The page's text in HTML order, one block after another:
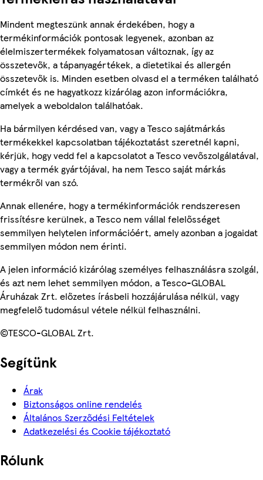
Mindent megteszünk annak érdekében, hogy a
termékinformációk pontosak legyenek, azonban az
élelmiszertermékek folyamatosan változnak, így az
összetevők, a tápanyagértékek, a dietetikai és allergén
összetevők is. Minden esetben olvasd el a terméken található
címkét és ne hagyatkozz kizárólag azon információkra,
amelyek a weboldalon találhatóak.
Ha bármilyen kérdésed van, vagy a Tesco sajátmárkás
termékekkel kapcsolatban tájékoztatást szeretnél kapni,
kérjük, hogy vedd fel a kapcsolatot a Tesco vevőszolgálatával,
vagy a termék gyártójával, ha nem Tesco saját márkás
termékről van szó.
Annak ellenére, hogy a termékinformációk rendszeresen
frissítésre kerülnek, a Tesco nem vállal felelősséget
semmilyen helytelen információért, amely azonban a jogaidat
semmilyen módon nem érinti.
A jelen információ kizárólag személyes felhasználásra szolgál,
és azt nem lehet semmilyen módon, a Tesco-GLOBAL
Áruházak Zrt. előzetes írásbeli hozzájárulása nélkül, vagy
megfelelő tudomásul vétele nélkül felhasználni.
©TESCO-GLOBAL Zrt.
Segítünk
Árak
Biztonságos online rendelés
Általános Szerződési Feltételek
Adatkezelési és Cookie tájékoztató
Rólunk